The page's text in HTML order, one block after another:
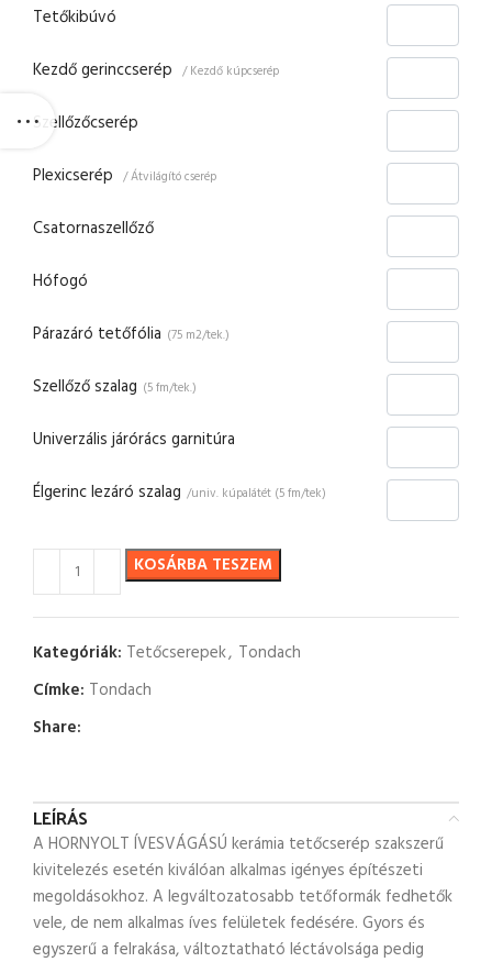
Tetőkibúvó
Kezdő gerinccserép / Kezdő kúpcserép
Szellőzőcserép
Plexicserép / Átvilágító cserép
Csatornaszellőző
Hófogó
Párazáró tetőfólia (75 m2/tek.)
Szellőző szalag (5 fm/tek.)
Univerzális járórács garnitúra
Élgerinc lezáró szalag /univ. kúpalátét (5 fm/tek)
KOSÁRBA TESZEM
Kategóriák: Tetőcserepek, Tondach
Címke: Tondach
Share:
LEÍRÁS
A HORNYOLT ÍVESVÁGÁSÚ kerámia tetőcserép szakszerű
kivitelezés esetén kiválóan alkalmas igényes építészeti
megoldásokhoz. A legváltozatosabb tetőformák fedhetők
vele, de nem alkalmas íves felületek fedésére. Gyors és
egyszerű a felrakása, változtatható léctávolsága pedig